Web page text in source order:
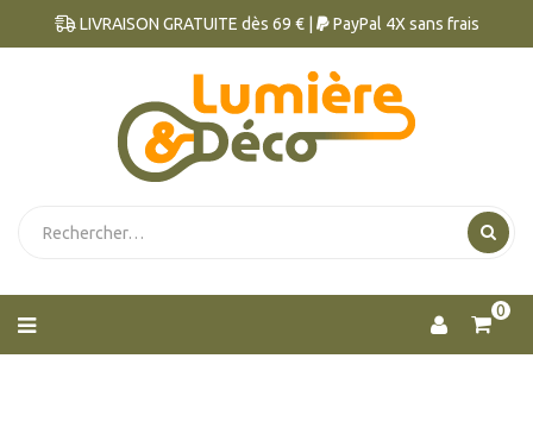
LIVRAISON GRATUITE dès 69 € | PayPal 4X sans frais
0